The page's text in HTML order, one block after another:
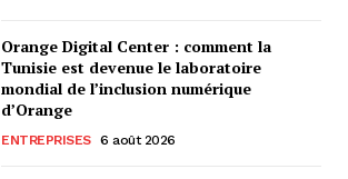
Orange Digital Center : comment la
Tunisie est devenue le laboratoire
mondial de l’inclusion numérique
d’Orange
ENTREPRISES 6 août 2026